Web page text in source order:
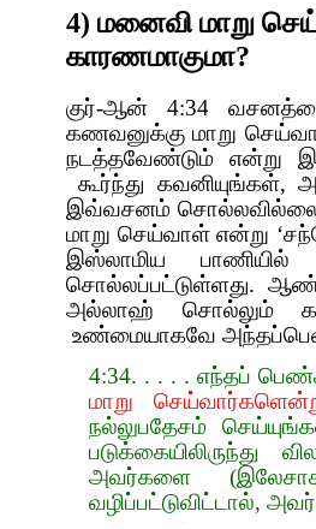
4) மனைவி மாறு
காரணமாகுமா?
குர்-ஆன் 4:34
கணவனுக்கு மாறு
நடத்தவேண்டும் என்று
கூர்ந்து கவனியுங்கள்,
இவ்வசனம்
மாறு செய்வாள் என்று
இஸ்லாமிய
சொல்லப்பட்டுள்ளது.
அல்லாஹ் சொல்லும்
உண்மையாகவே
4:34. . . . . எந்தப்
மாறு
நல்லுபதேசம்
படுக்கையிலிருந்து
அவர்களை
வழிப்பட்டுவிட்டால்,